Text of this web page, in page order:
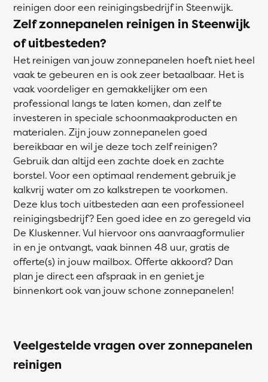
reinigen door een reinigingsbedrijf in Steenwijk.
Zelf zonnepanelen reinigen in Steenwijk
of uitbesteden?
Het reinigen van jouw zonnepanelen hoeft niet heel
vaak te gebeuren en is ook zeer betaalbaar. Het is
vaak voordeliger en gemakkelijker om een
professional langs te laten komen, dan zelf te
investeren in speciale schoonmaakproducten en
materialen. Zijn jouw zonnepanelen goed
bereikbaar en wil je deze toch zelf reinigen?
Gebruik dan altijd een zachte doek en zachte
borstel. Voor een optimaal rendement gebruik je
kalkvrij water om zo kalkstrepen te voorkomen.
Deze klus toch uitbesteden aan een professioneel
reinigingsbedrijf? Een goed idee en zo geregeld via
De Kluskenner. Vul hiervoor ons aanvraagformulier
in en je ontvangt, vaak binnen 48 uur, gratis de
offerte(s) in jouw mailbox. Offerte akkoord? Dan
plan je direct een afspraak in en geniet je
binnenkort ook van jouw schone zonnepanelen!
Veelgestelde vragen over zonnepanelen
reinigen